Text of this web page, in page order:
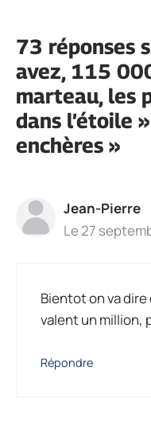
73 réponses
avez, 115
marteau, les
dans l’étoile
enchères »
Jean-Pierre
Le 27
Bientot on va
valent un million,
Répondre